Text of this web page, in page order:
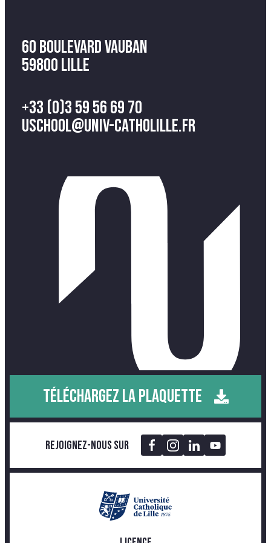
60 Boulevard Vauban
59800 Lille
+33 (0)3 59 56 69 70
uschool@univ-catholille.fr
TÉLÉCHARGEZ LA PLAQUETTE
Rejoignez-nous sur